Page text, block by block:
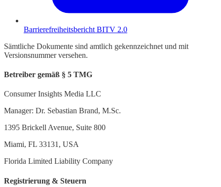
Barrierefreiheitsbericht BITV 2.0
Sämtliche Dokumente sind amtlich gekennzeichnet und mit
Versionsnummer versehen.
Betreiber gemäß § 5 TMG
Consumer Insights Media LLC
Manager: Dr. Sebastian Brand, M.Sc.
1395 Brickell Avenue, Suite 800
Miami, FL 33131, USA
Florida Limited Liability Company
Registrierung & Steuern